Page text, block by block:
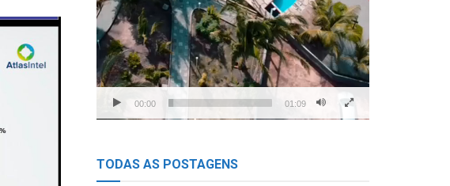
00:00 01:09
TODAS AS POSTAGENS